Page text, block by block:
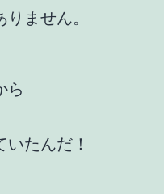
ません。
ら
いたんだ！